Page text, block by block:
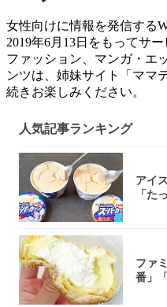
女性向けに情報を発信する
2019年6月13日をもってサ
ファッション、マンガ・エ
ンツは、姉妹サイト「ママ
続きお楽しみください。
人気記事ランキング
アイ
「た
ファ
番」